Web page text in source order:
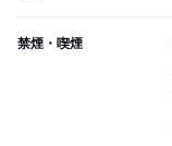
禁煙・喫煙